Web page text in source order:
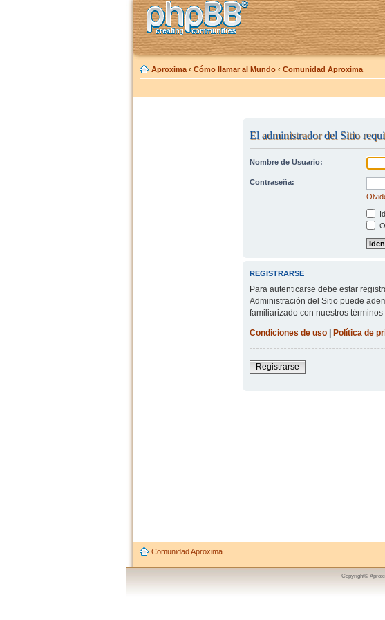
Aproxima ‹ Cómo llamar al Mundo ‹ Comunidad Aproxima
El administrador del Sitio
Nombre de Usuario:
Contraseña:
REGISTRARSE
Para autenticarse debe estar
Administración del Sitio puede
familiarizado con nuestros
Condiciones de uso| Política de
Registrarse
Comunidad Aproxima
Copyright©